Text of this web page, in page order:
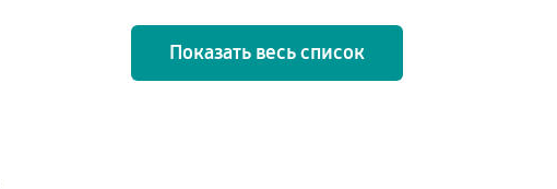
Показать весь список